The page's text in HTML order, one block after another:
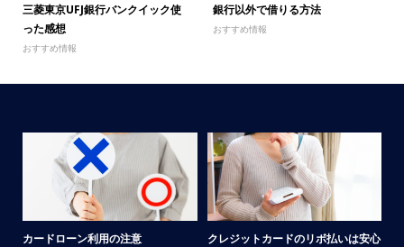
三菱東京UFJ銀行バンクイック使
った感想
おすすめ情報
銀行以外で借りる方法
おすすめ情報
カードローン利用の注意
クレジットカードのリボ払いは安心